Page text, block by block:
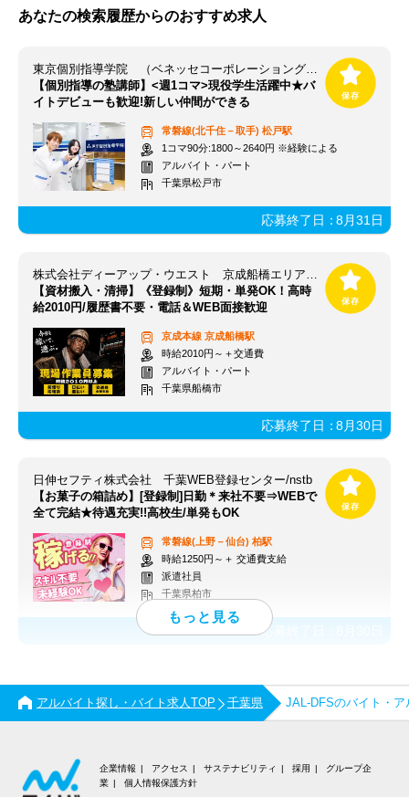
あなたの検索履歴からのおすすめ求人
東京個別指導学院 （ベネッセコーポレーショングループ） 松戸教室
【個別指導の塾講師】<週1コマ>現役学生活躍中★バ
イトデビューも歓迎!新しい仲間ができる
常磐線(北千住－取手) 松戸駅
1コマ90分:1800～2640円 ※経験による
アルバイト・パート
千葉県松戸市
応募終了日：8月31日
株式会社ディーアップ・ウエスト 京成船橋エリア【001】
【資材搬入・清掃】《登録制》短期・単発OK！高時
給2010円/履歴書不要・電話＆WEB面接歓迎
京成本線 京成船橋駅
時給2010円～＋交通費
アルバイト・パート
千葉県船橋市
応募終了日：8月30日
日伸セフティ株式会社 千葉WEB登録センター/nstb
【お菓子の箱詰め】[登録制]日勤＊来社不要⇒WEBで
全て完結★待遇充実!!高校生/単発もOK
常磐線(上野－仙台) 柏駅
時給1250円～＋ 交通費支給
派遣社員
千葉県柏市
応募終了日：
アルバイト探し・バイト求人TOP 千葉県 JAL-DFSのバイト・ア
企業情報 アクセス サステナビリティ 採用
グループ企
業
個人情報保護方針